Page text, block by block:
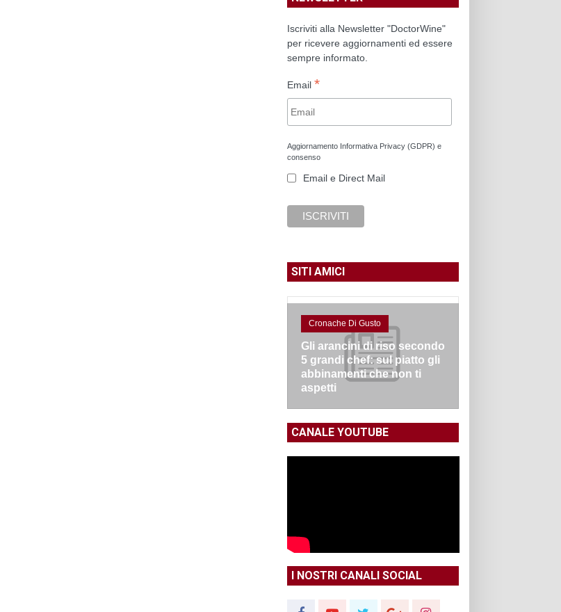
Iscriviti alla Newsletter "DoctorWine"
per ricevere aggiornamenti ed essere
sempre informato.
Email *
Aggiornamento Informativa Privacy (GDPR) e
consenso
Email e Direct Mail
SITI AMICI
Cronache Di Gusto
Gli arancini di riso secondo
5 grandi chef: sul piatto gli
abbinamenti che non ti
aspetti
CANALE YOUTUBE
I NOSTRI CANALI SOCIAL